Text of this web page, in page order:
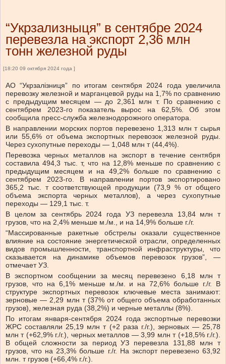
“Укрзализныця” в сентябре 2024
перевезла на экспорт 2,36 млн
тонн железной руды
[18:20 09 октября 2024 года ]
АО “Укрзалізниця” по итогам сентября 2024 года увеличила
перевозку железной и марганцевой руды на 1,7% по сравнению
с предыдущим месяцем — до 2,361 млн т. По сравнению с
сентябрем 2023-го показатель вырос на 62,5%. Об этом
сообщила пресс-служба железнодорожного оператора.
В направлении морских портов перевезено 1,313 млн т сырья
или 55,6% от объема экспортных перевозок железной руды.
Через сухопутные переходы — 1,048 млн т (44,4%).
Перевозка черных металлов на экспорт в течение сентября
составила 494,3 тыс. т, что на 12,8% меньше по сравнению с
предыдущим месяцем и на 49,2% больше по сравнению с
сентябрем 2023-го. В направлении портов экспортировано
365,2 тыс. т соответствующей продукции (73,9 % от общего
объема экспорта черных металлов), а через сухопутные
переходы — 129,1 тыс. т.
В целом за сентябрь 2024 года УЗ перевезла 13,84 млн т
грузов, что на 2,4% меньше м./м., и на 14,9% больше г./г.
“Массированные ракетные обстрелы оказали существенное
влияние на состояние энергетической отрасли, определенных
видов промышленности, транспортной инфраструктуры, что
сказывается на динамике объемов перевозок грузов”, —
отмечает УЗ.
В экспортном сообщении за месяц перевезено 6,18 млн т
грузов, что на 6,1% меньше м./м. и на 72,6% больше г./г. В
структуре экспортных перевозок ключевые места занимают:
зерновые — 2,29 млн т (37% от общего объема обработанных
грузов), железная руда (38,2%) и черные металлы (8%).
По итогам января-сентября 2024 года экспортные перевозки
ЖРС составляли 25,19 млн т (+2 раза г./г.), зерновых — 25,78
млн т (+62,9% г./г.), черных металлов — 3,99 млн т (+18,5% г./г.).
В общей сложности за период УЗ перевезла 131,88 млн т
грузов, что на 23,3% больше г./г. На экспорт перевезено 63,92
млн. т грузов (+66,4% г./г.).